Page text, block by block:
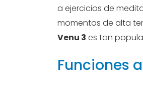
a ejercicios de
momentos de alta
Venu 3 es tan
Funciones